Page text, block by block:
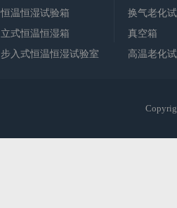
恒温恒湿试验箱
立式恒温恒湿箱
步入式恒温恒湿试验室
换气老化
真空箱
高温老化